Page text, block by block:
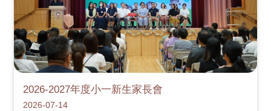
2026-2027年度小一新生家長會
2026-07-14